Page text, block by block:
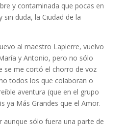
y contaminada que pocas en
sin duda, la Ciudad de la
al maestro Lapierre, vuelvo
y Antonio, pero no sólo
se me cortó el chorro de voz
todos los que colaboran o
aventura (que en el grupo
ya Más Grandes que el Amor.
aunque sólo fuera una parte de